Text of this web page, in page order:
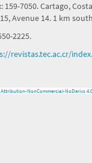
159-7050. Cartago,
Avenue 14. 1 km
2225.
revistas.tec.ac.cr/
NonCommercial-NoDerivs